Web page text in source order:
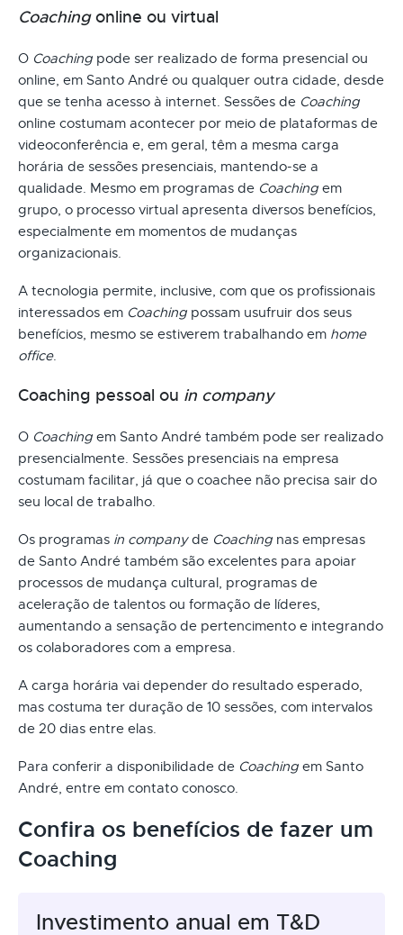
Coachingonline ou virtual
O Coaching pode ser realizado de forma presencial ou
online, em Santo André ou qualquer outra cidade, desde
que se tenha acesso à internet. Sessões de Coaching
online costumam acontecer por meio de plataformas de
videoconferência e, em geral, têm a mesma carga
horária de sessões presenciais, mantendo-se a
qualidade. Mesmo em programas de Coaching em
grupo, o processo virtual apresenta diversos benefícios,
especialmente em momentos de mudanças
organizacionais.
A tecnologia permite, inclusive, com que os profissionais
interessados em Coaching possam usufruir dos seus
benefícios, mesmo se estiverem trabalhando em home
office.
Coaching pessoal ou in company
O Coaching em Santo André também pode ser realizado
presencialmente. Sessões presenciais na empresa
costumam facilitar, já que o coachee não precisa sair do
seu local de trabalho.
Os programas in companyde Coaching nas empresas
de Santo André também são excelentes para apoiar
processos de mudança cultural, programas de
aceleração de talentos ou formação de líderes,
aumentando a sensação de pertencimento e integrando
os colaboradores com a empresa.
A carga horária vai depender do resultado esperado,
mas costuma ter duração de 10 sessões, com intervalos
de 20 dias entre elas.
Para conferir a disponibilidade de Coaching em Santo
André, entre em contato conosco.
Confira os benefícios de fazer um
Coaching
Investimento anual em T&D